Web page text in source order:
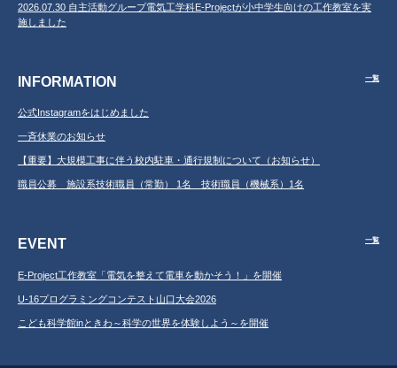
2026.07.30 自主活動グループ電気工学科E-Projectが小中学生向けの工作教室を実
施しました
INFORMATION 一覧
公式Instagramをはじめました
一斉休業のお知らせ
【重要】大規模工事に伴う校内駐車・通行規制について（お知らせ）
職員公募 施設系技術職員（常勤） 1名 技術職員（機械系）1名
EVENT 一覧
E-Project工作教室「電気を整えて電車を動かそう！」を開催
U-16プログラミングコンテスト山口大会2026
こども科学館inときわ～科学の世界を体験しよう～を開催